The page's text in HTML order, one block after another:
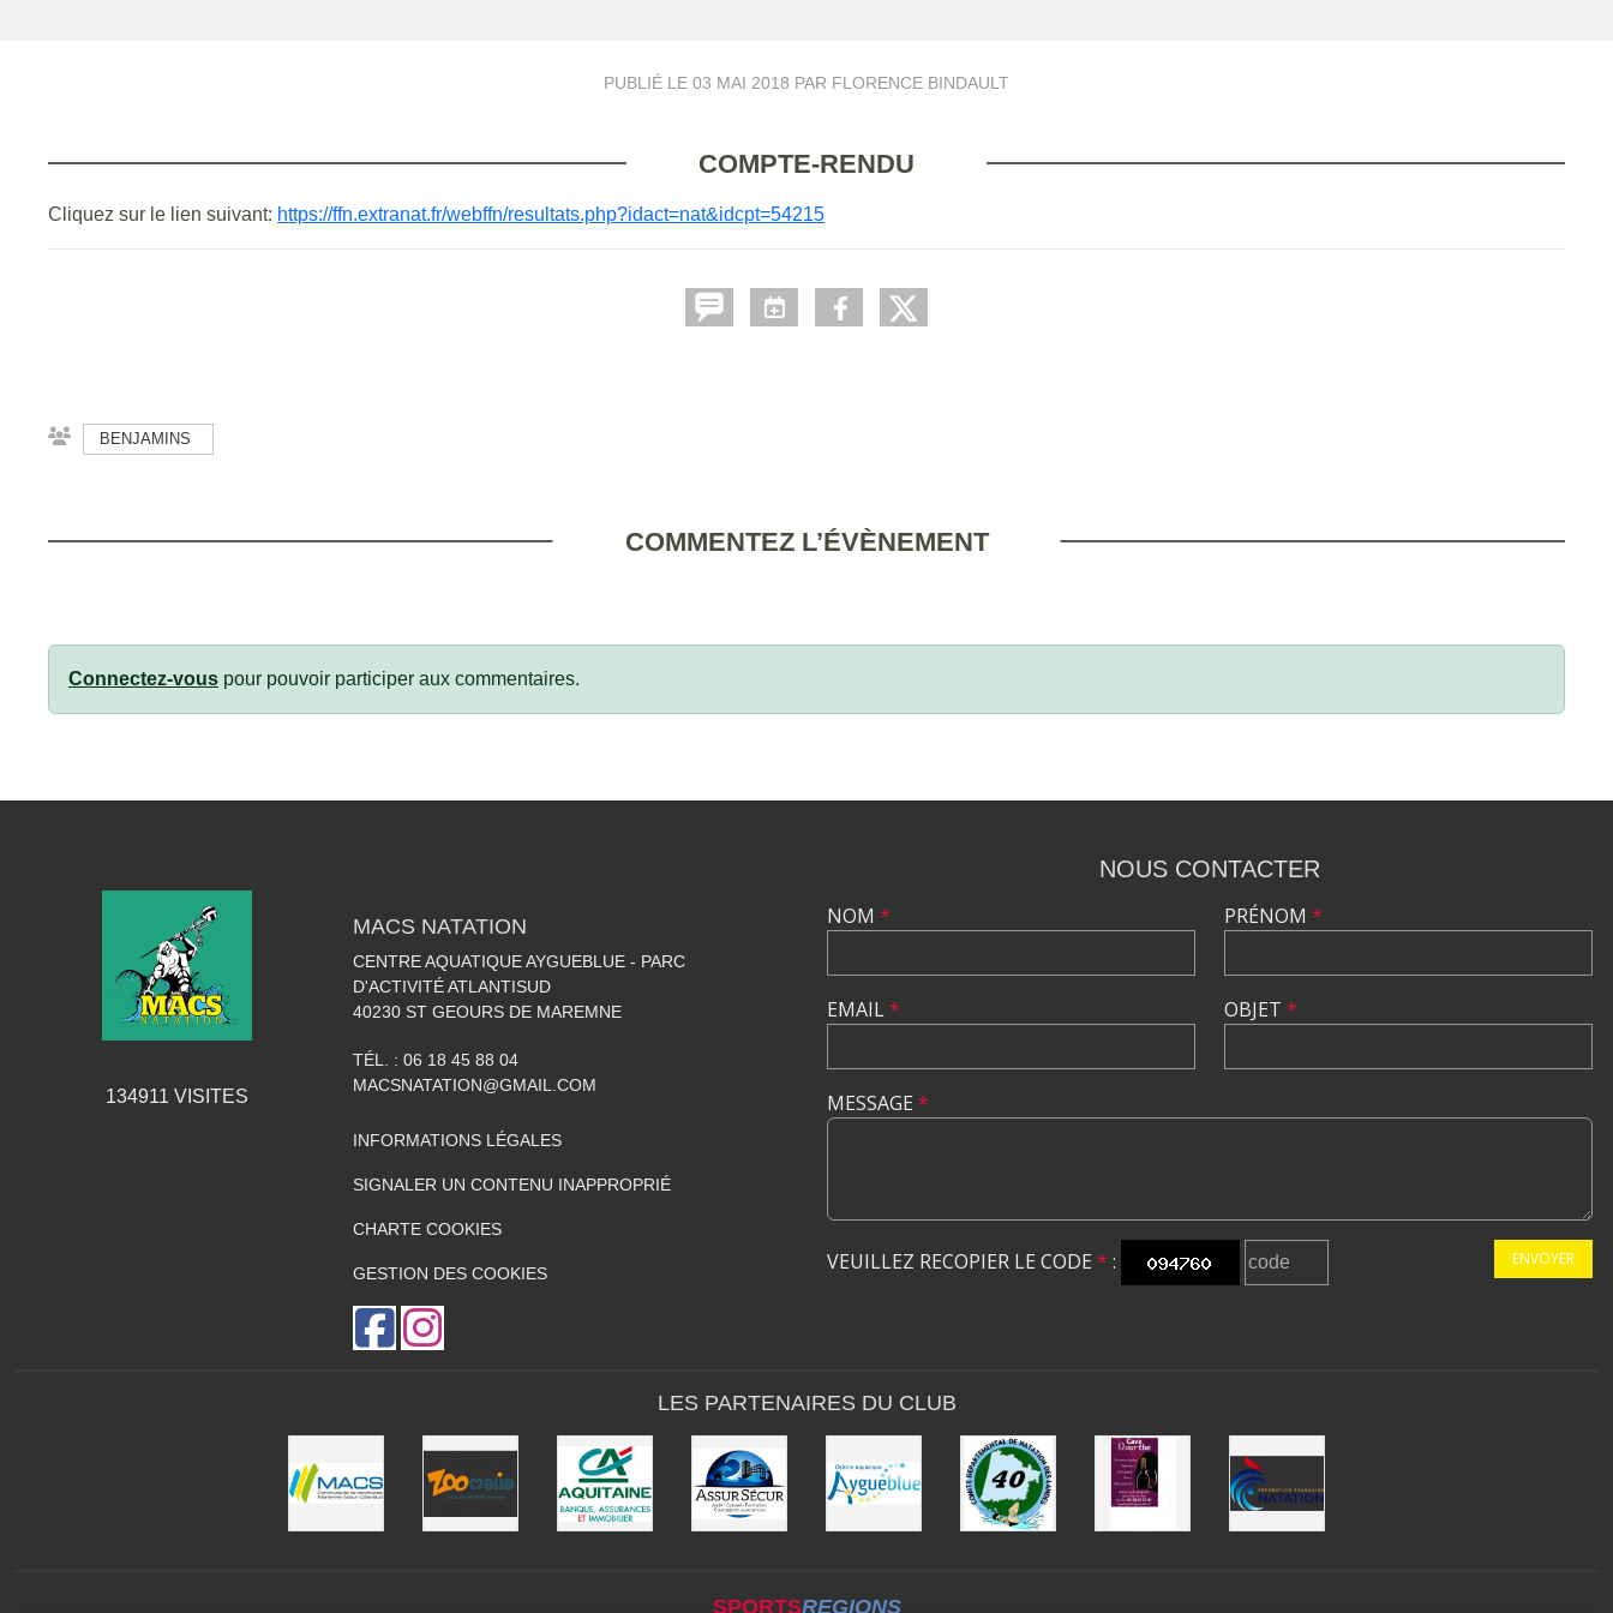
PUBLIÉ LE 03 MAI 2018 PAR FLORENCE BINDAULT
COMPTE-RENDU
Cliquez sur le lien suivant: https://ffn.extranat.fr/webffn/resultats.php?idact=nat&idcpt=54215
BENJAMINS
COMMENTEZ L’ÉVÈNEMENT
Connectez-vous pour pouvoir participer aux commentaires.
134911 VISITES
MACS NATATION
CENTRE AQUATIQUE AYGUEBLUE - PARC
D'ACTIVITÉ ATLANTISUD
40230 ST GEOURS DE MAREMNE
TÉL. : 06 18 45 88 04
MACSNATATION@GMAIL.COM
INFORMATIONS LÉGALES
SIGNALER UN CONTENU INAPPROPRIÉ
CHARTE COOKIES
GESTION DES COOKIES
NOUS CONTACTER
NOM *
EMAIL*
PRÉNOM *
OBJET *
MESSAGE *
VEUILLEZ RECOPIER LE CODE * : ENVOYER
LES PARTENAIRES DU CLUB
SPORTSREGIONS